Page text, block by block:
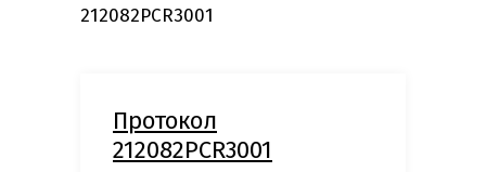
212082PCR3001
Протокол
212082PCR3001